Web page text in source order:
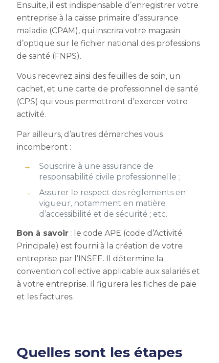
Ensuite, il est indispensable d’enregistrer votre
entreprise à la caisse primaire d’assurance
maladie (CPAM), qui inscrira votre magasin
d’optique sur le fichier national des professions
de santé (FNPS).
Vous recevrez ainsi des feuilles de soin, un
cachet, et une carte de professionnel de santé
(CPS) qui vous permettront d’exercer votre
activité.
Par ailleurs, d’autres démarches vous
incomberont :
Souscrire à une assurance de
responsabilité civile professionnelle ;
Assurer le respect des règlements en
vigueur, notamment en matière
d’accessibilité et de sécurité ; etc.
Bon à savoir: le code APE (code d’Activité
Principale) est fourni à la création de votre
entreprise par l’INSEE. Il détermine la
convention collective applicable aux salariés et
à votre entreprise. Il figurera les fiches de paie
et les factures.
Quelles sont les étapes